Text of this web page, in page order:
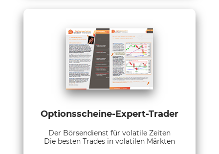
Optionsscheine-Expert-Trader
Der Börsendienst für volatile Zeiten
Die besten Trades in volatilen Märkten